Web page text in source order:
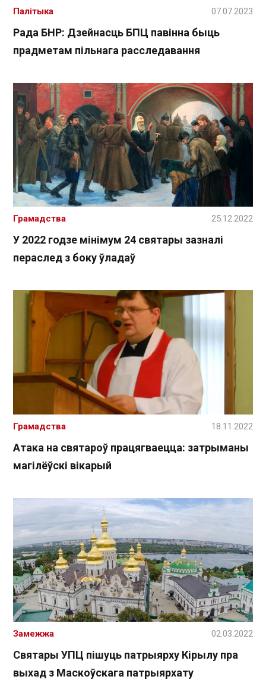
Рада БНР: Дзейнасць БПЦ павінна быць
прадметам пільнага расследавання
Палітыка 07.07.2023
У 2022 годзе мінімум 24 святары зазналі
пераслед з боку ўладаў
Грамадства 25.12.2022
Атака на святароў працягваецца: затрыманы
магілёўскі вікарый
Грамадства 18.11.2022
Святары УПЦ пішуць патрыярху Кірылу пра
выхад з Маскоўскага патрыярхату
Замежжа 02.03.2022